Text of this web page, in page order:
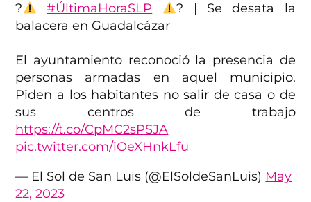
? #ÚltimaHoraSLP
? | Se desata la
balacera en Guadalcázar
El ayuntamiento reconoció la presencia de
personas armadas en aquel municipio.
Piden a los habitantes no salir de casa o de
sus centros de trabajo
https://t.co/CpMC2sPSJA
pic.twitter.com/iOeXHnkLfu
— El Sol de San Luis (@ElSoldeSanLuis) May
22, 2023